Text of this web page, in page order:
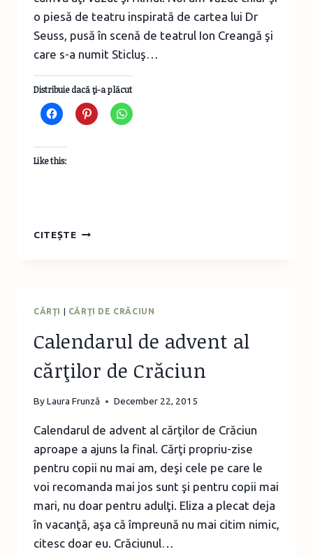
o piesă de teatru inspirată de cartea lui Dr
Seuss, pusă în scenă de teatrul Ion Creangă şi
care s-a numit Sticluş…
Distribuie dacă ţi-a plăcut
Like this:
CITEȘTECUM
CĂRŢI | CĂRŢI DE CRĂCIUN
Calendarul de advent al
cărţilor de Crăciun
ByLaura Frunză December 22, 2015
Calendarul de advent al cărţilor de Crăciun
aproape a ajuns la final. Cărţi propriu-zise
pentru copii nu mai am, deşi cele pe care le
voi recomanda mai jos sunt şi pentru copii mai
mari, nu doar pentru adulţi. Eliza a plecat deja
în vacanţă, aşa că împreună nu mai citim nimic,
citesc doar eu. Crăciunul…